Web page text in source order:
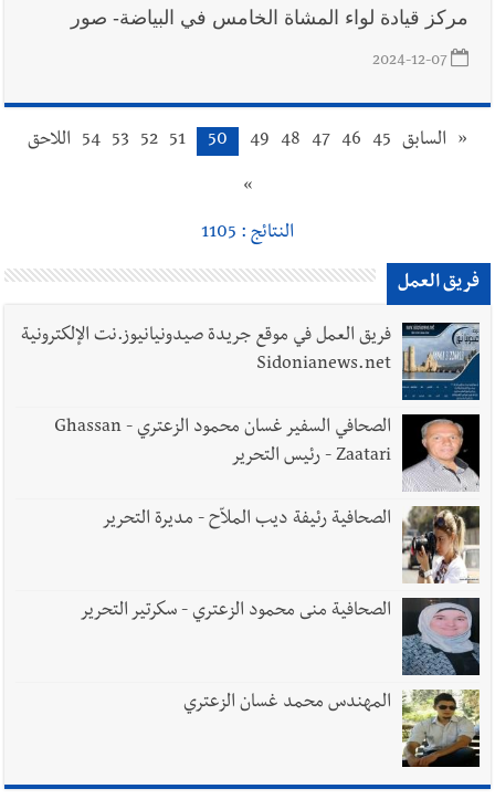
مركز قيادة لواء المشاة الخامس في البياضة- صور
2024-12-07
« السابق 45
46
47
48
49
50
51
52
53
54 اللاحق
»
النتائج : 1105
فريق العمل
فريق العمل في موقع جريدة صيدونيانيوز.نت الإلكترونية
Sidonianews.net
الصحافي السفير غسان محمود الزعتري - Ghassan
Zaatari - رئيس التحرير
الصحافية رئيفة ديب الملاّح - مديرة التحرير
الصحافية منى محمود الزعتري - سكرتير التحرير
المهندس محمد غسان الزعتري